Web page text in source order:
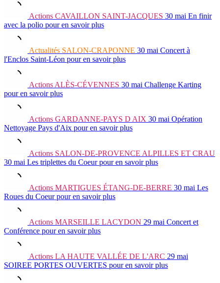
Actions CAVAILLON SAINT-JACQUES 30 mai En finir
avec la polio pour en savoir plus
Actualités SALON-CRAPONNE 30 mai Concert à
l'Enclos Saint-Léon pour en savoir plus
Actions ALÈS-CÉVENNES 30 mai Challenge Karting
pour en savoir plus
Actions GARDANNE-PAYS D AIX 30 mai Opération
Nettoyage Pays d'Aix pour en savoir plus
Actions SALON-DE-PROVENCE ALPILLES ET CRAU
30 mai Les triplettes du Coeur pour en savoir plus
Actions MARTIGUES ÉTANG-DE-BERRE 30 mai Les
Roues du Coeur pour en savoir plus
Actions MARSEILLE LACYDON 29 mai Concert et
Conférence pour en savoir plus
Actions LA HAUTE VALLÉE DE L'ARC 29 mai
SOIREE PORTES OUVERTES pour en savoir plus